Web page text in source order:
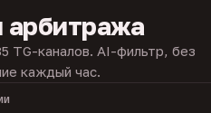
арбитража
TG-каналов. AI-фильтр, без
каждый час.